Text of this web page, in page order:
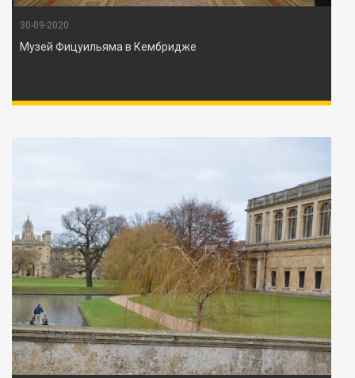
30-09-2020
Музей Фицуильяма в Кембридже